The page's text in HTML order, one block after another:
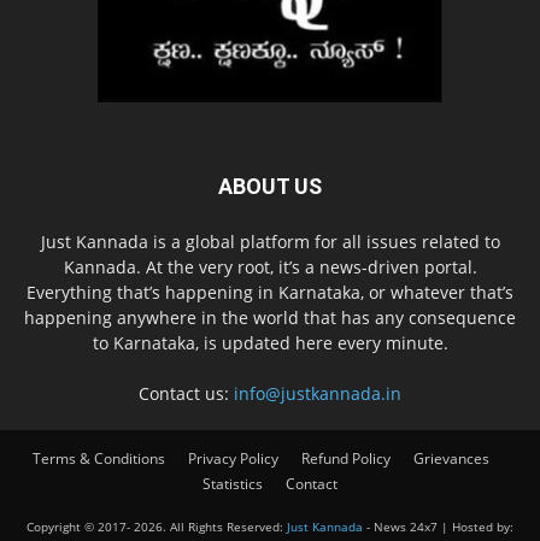
ABOUT US
Just Kannada is a global platform for all issues related to
Kannada. At the very root, it’s a news-driven portal.
Everything that’s happening in Karnataka, or whatever that’s
happening anywhere in the world that has any consequence
to Karnataka, is updated here every minute.
Contact us: info@justkannada.in
Terms & Conditions Privacy Policy Refund Policy
Grievances
Statistics
Contact
Copyright © 2017- 2026. All Rights Reserved: Just Kannada - News 24x7 | Hosted by: